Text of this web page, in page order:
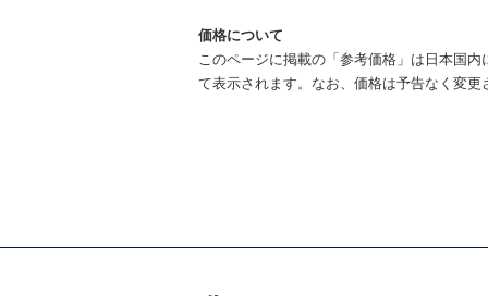
価格について
このページに掲載の「参考価格」は日本国
て表示されます。なお、価格は予告なく変